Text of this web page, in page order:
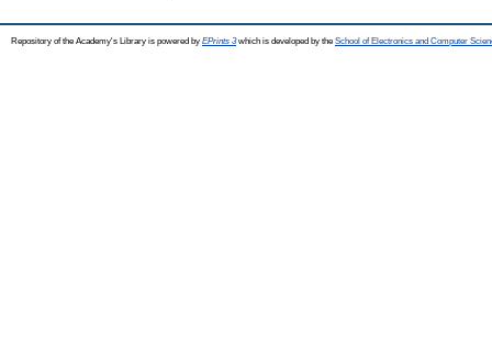
Repository of the Academy's Library is powered by EPrints 3which is developed by the School of Electronics and Computer